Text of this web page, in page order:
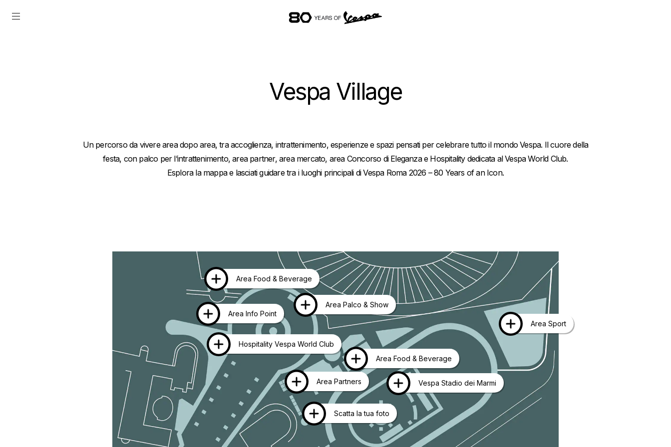
Vai al contenuto principale
Vespa Village
Un percorso da vivere area dopo area, tra accoglienza, intrattenimento, esperienze e spazi pensati per celebrare tutto il mondo Vespa. Il cuore della
festa, con palco per l’intrattenimento, area partner, area mercato, area Concorso di Eleganza e Hospitality dedicata al Vespa World Club.
Esplora la mappa e lasciati guidare tra i luoghi principali di Vespa Roma 2026 – 80 Years of an Icon.
Maggiori
Area Sport
Maggiori informazini su
Area Info Point Maggiori informazini su
Area Palco & Show
Maggiori informazini
Vespa Stadio dei Marmi
Maggiori informazini su
Area Food & Beverage
Maggiori informazini su
Area Food & Beverage
Maggiori informazini su
Hospitality Vespa World Club
Maggiori informazini su
Area Partners
Maggiori informazini su
Scatta la tua foto